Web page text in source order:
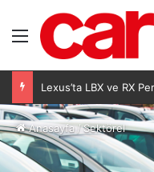
Menü
Anasayfa /Sektörel